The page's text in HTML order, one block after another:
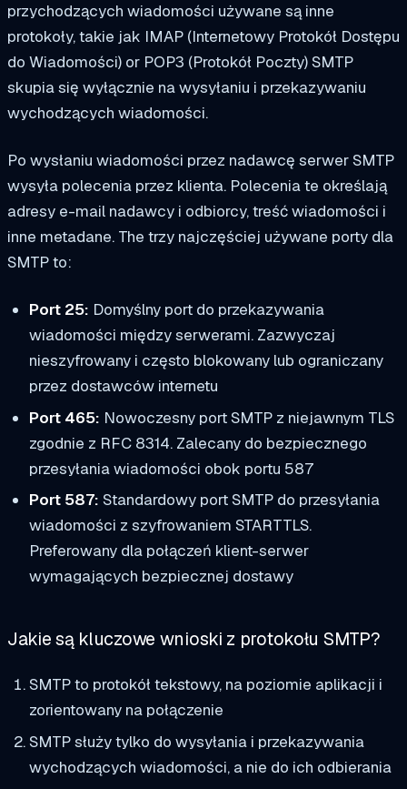
przychodzących wiadomości używane są inne
protokoły, takie jak IMAP (Internetowy Protokół Dostępu
do Wiadomości) or POP3 (Protokół Poczty)SMTP
skupia się wyłącznie na wysyłaniu i przekazywaniu
wychodzących wiadomości.
Po wysłaniu wiadomości przez nadawcę serwer SMTP
wysyła polecenia przez klienta. Polecenia te określają
adresy e-mail nadawcy i odbiorcy, treść wiadomości i
inne metadane. The trzy najczęściej używane porty dla
SMTP to:
Port 25: Domyślny port do przekazywania
wiadomości między serwerami. Zazwyczaj
nieszyfrowany i często blokowany lub ograniczany
przez dostawców internetu
Port 465: Nowoczesny port SMTP z niejawnym TLS
zgodnie z RFC 8314. Zalecany do bezpiecznego
przesyłania wiadomości obok portu 587
Port 587: Standardowy port SMTP do przesyłania
wiadomości z szyfrowaniem STARTTLS.
Preferowany dla połączeń klient-serwer
wymagających bezpiecznej dostawy
Jakie są kluczowe wnioski z protokołu SMTP?
SMTP to protokół tekstowy, na poziomie aplikacji i
zorientowany na połączenie
SMTP służy tylko do wysyłania i przekazywania
wychodzących wiadomości, a nie do ich odbierania